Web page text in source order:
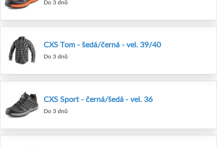
Do 3 dnů
CXS Tom - šedá/černá - vel. 39/40
Do 3 dnů
CXS Sport - černá/šedá - vel. 36
Do 3 dnů